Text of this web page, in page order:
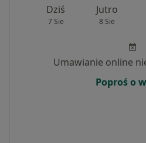
Dziś
7 Sie
Jutro
8 Sie
Umawianie online
Poproś o